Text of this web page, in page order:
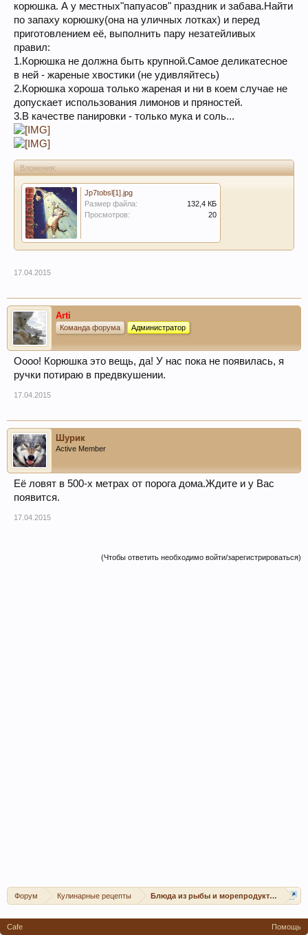
корюшка. А у местных"папуасов" праздник и забава.Найти
по запаху корюшку(она на уличных лотках) и перед
приготовлением её, выполнить пару незатейливых
правил:
1.Корюшка не должна быть крупной.Самое деликатесное
в ней - жареные хвостики (не удивляйтесь)
2.Корюшка хороша только жареная и ни в коем случае не
допускает использования лимонов и пряностей.
3.В качестве панировки - только мука и соль...
Вложения:
Jp7tobsl[1].jpg
Размер файла:
132,4 КБ
Просмотров:
20
17.04.2015
Arti
Команда форума Администратор
Оооо! Корюшка это вещь, да! У нас пока не появилась, я
ручки потираю в предвкушении.
17.04.2015
Шурик
Active Member
Её ловят в 500-х метрах от порога дома.Ждите и у Вас
появится.
17.04.2015
(Чтобы ответить необходимо войти/зарегистрироваться)
Форум Кулинарные рецепты Блюда из рыбы и морепродуктов
Cafe Помощь